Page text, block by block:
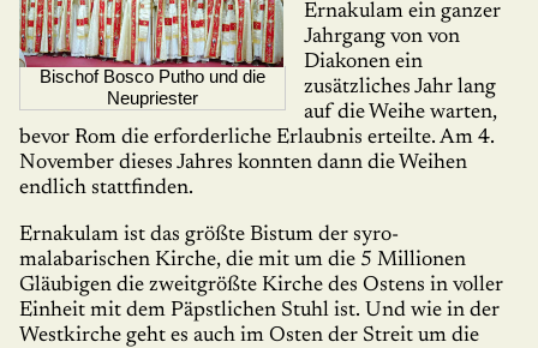
Bischof Bosco Putho und die
Neupriester
Ernakulam ein ganzer
Jahr­gang von von
Diakonen ein
zusätzliches Jahr lang
auf die Weihe warten,
bevor Rom die erfor­derliche Erlaubnis erteilte. Am 4.
November dieses Jahres konnten dann die Weihen
endlich stattfinden.
Ernakulam ist das größte Bistum der syro-
malabarischen Kirche, die mit um die 5 Millionen
Gläubigen die zweitgrößte Kirche des Ostens in voller
Einheit mit dem Päpstlichen Stuhl ist. Und wie in der
Westkirche geht es auch im Osten der Streit um die